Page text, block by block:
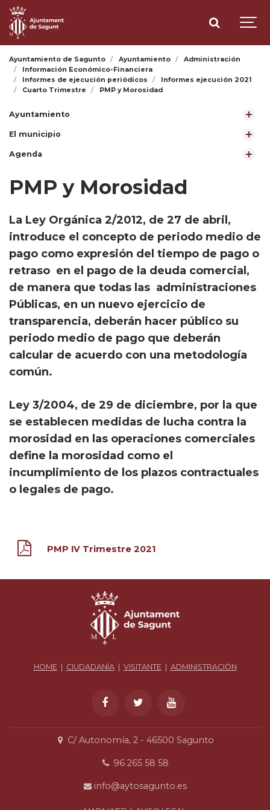
Ayuntamiento de Sagunto Ayuntamiento
Administración
Información Económico-Financiera
Informes de ejecución periódicos
Informes ejecución 2021
Cuarto Trimestre
PMP y Morosidad
Ayuntamiento
El municipio
Agenda
PMP y Morosidad
​La Ley Orgánica 2/2012, de 27 de abril,
introduce el concepto de periodo medio de
pago como expresión del tiempo de pago o
retraso en el pago de la deuda comercial,
de manera que todas las administraciones
Públicas, en un nuevo ejercicio de
transparencia, deberán hacer público su
periodo medio de pago que deberán
calcular de acuerdo con una metodología
común.
Ley 3/2004, de 29 de diciembre, por la que
se establecen medidas de lucha contra la
morosidad en las operaciones comerciales
define la morosidad como el
incumplimiento de los plazos contractuales
o legales de pago.
PMP IV Trimestre 2021
HOME | CIUDADANÍA| VISITANTE | ADMINISTRACIÓN
C/ Autonomía, 2 - 46500 Sagunto
96 265 58 58
info@aytosagunto.es